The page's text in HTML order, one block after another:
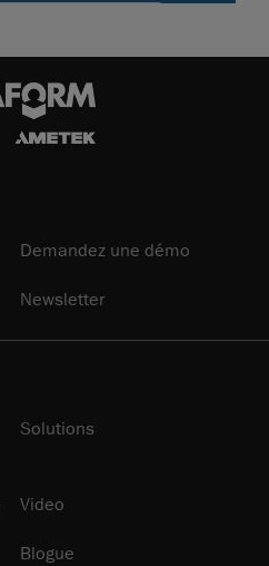
Demandez une démo
Newsletter
Solutions
Video
Blogue